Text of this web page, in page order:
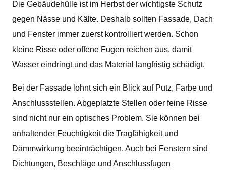
Die Gebäudehülle ist im Herbst der wichtigste Schutz
gegen Nässe und Kälte. Deshalb sollten Fassade, Dach
und Fenster immer zuerst kontrolliert werden. Schon
kleine Risse oder offene Fugen reichen aus, damit
Wasser eindringt und das Material langfristig schädigt.
Bei der Fassade lohnt sich ein Blick auf Putz, Farbe und
Anschlussstellen. Abgeplatzte Stellen oder feine Risse
sind nicht nur ein optisches Problem. Sie können bei
anhaltender Feuchtigkeit die Tragfähigkeit und
Dämmwirkung beeinträchtigen. Auch bei Fenstern sind
Dichtungen, Beschläge und Anschlussfugen